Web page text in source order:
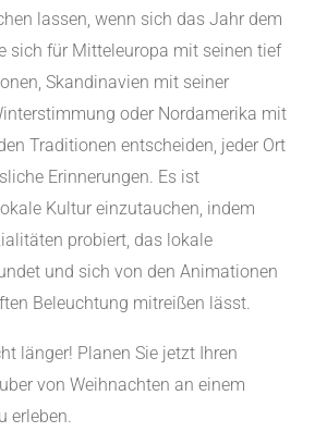
lassen, wenn sich das Jahr dem
sich für Mitteleuropa mit seinen tief
Skandinavien mit seiner
oder Nordamerika mit
Traditionen entscheiden, jeder Ort
Erinnerungen. Es ist
Kultur einzutauchen, indem
probiert, das lokale
und sich von den Animationen
Beleuchtung mitreißen lässt.
länger! Planen Sie jetzt Ihren
von Weihnachten an einem
erleben.